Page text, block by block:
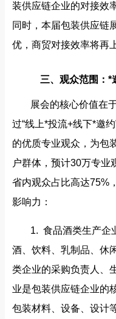
装供应链企业的对接效
同时，本届包装供应链
优，商贸对接效率将再
三、观众范围：*
展会的核心价值在
过“线上*投流+线下*邀
的优质专业观众，为包
户群体，预计30万专业
省内观众占比高达75%
影响力：
1. 食品酒类生产企
酒、饮料、乳制品、休
类企业的采购负责人、
业是包装供应链企业的
包装材料、设备、设计